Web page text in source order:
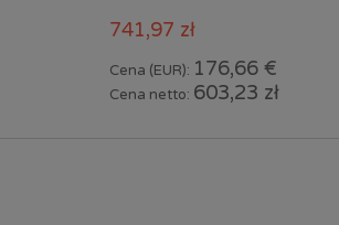
741,97 zł
Cena (EUR): 176,66 €
Cena netto: 603,23 zł